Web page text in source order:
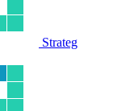
Strateg